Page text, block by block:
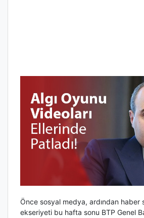
Önce sosyal medya, ardından haber
ekseriyeti bu hafta sonu BTP Genel